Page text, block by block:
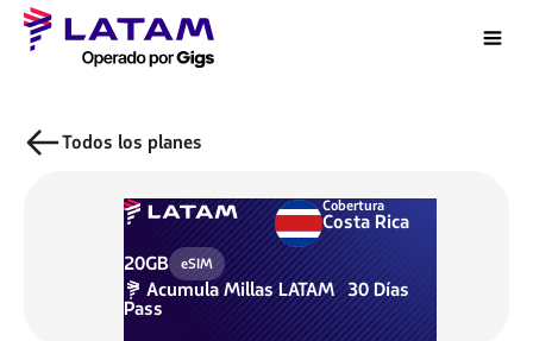
Todos los planes
Cobertura
Costa Rica
20GB
eSIM
AcumulaMillas LATAM
Pass
30Días